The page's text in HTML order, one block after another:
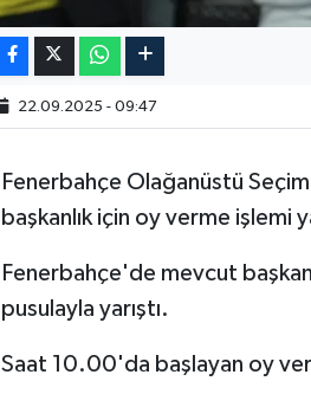
22.09.2025 - 09:47
Fenerbahçe Olağanüstü
başkanlık için oy verme işlemi
Fenerbahçe'de mevcut
pusulayla yarıştı.
Saat 10.00'da başlayan oy